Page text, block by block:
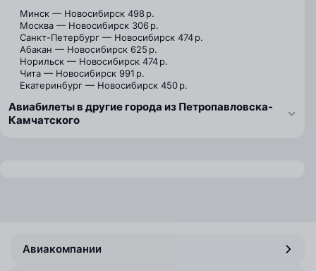
Минск — Новосибирск 498 р.
Москва — Новосибирск 306 р.
Санкт-Петербург — Новосибирск 474 р.
Абакан — Новосибирск 625 р.
Норильск — Новосибирск 474 р.
Чита — Новосибирск 991 р.
Екатеринбург — Новосибирск 450 р.
Авиабилеты в другие города из Петропавловска-
Камчатского
Авиакомпании